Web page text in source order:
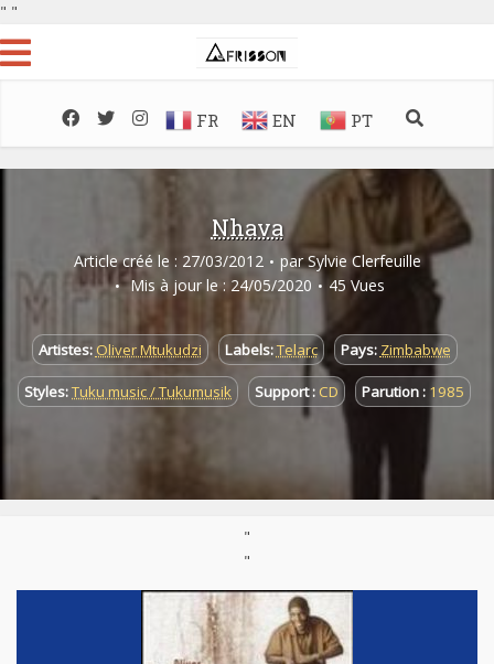
" "
FR EN PT
Nhava
Article créé le : 27/03/2012 par Sylvie Clerfeuille
Mis à jour le : 24/05/2020
45 Vues
Artistes: Oliver Mtukudzi Labels:Telarc Pays: Zimbabwe
Styles:Tuku music / Tukumusik Support : CD Parution : 1985
"
"